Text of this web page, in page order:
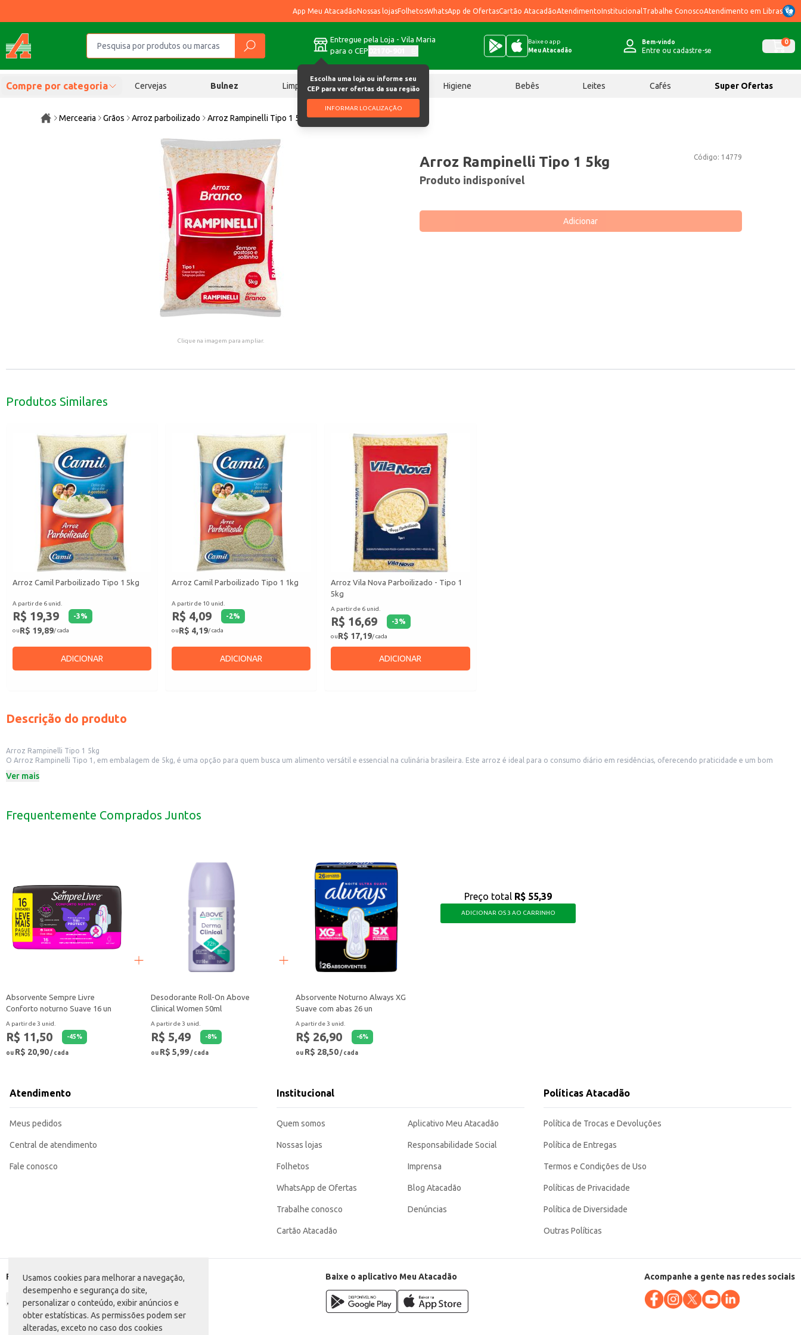
Usamos cookies para melhorar a navegação,
desempenho e segurança do site,
personalizar o conteúdo, exibir anúncios e
obter estatísticas. As permissões podem ser
alteradas, exceto no caso dos cookies
App Meu AtacadãoNossas lojasFolhetosWhatsApp de OfertasCartão AtacadãoAtendimentoInstitucional Trabalhe ConoscoAtendimento em Libras
Entregue pela Loja - Vila Maria
para o CEP
Escolha uma loja ou informe seu
CEP para ver ofertas da sua região
INFORMAR LOCALIZAÇÃO
Baixe o app
Meu Atacadão
Bem-vindo
Entre ou cadastre-se
0
Compre por categoria Cervejas Bulnez Limpeza Chocolates Higiene Bebês Leites Cafés Super Ofertas
Mercearia Grãos Arroz parboilizado Arroz Rampinelli Tipo 1 5kg
Clique na imagem para ampliar.
Código: 14779
Arroz Rampinelli Tipo 1 5kg
Produto indisponível
Adicionar
Produtos Similares
Arroz Camil Parboilizado Tipo 1 5kg
A partir de 6 unid.
R$ 19,39 -3%
ouR$ 19,89/ cada
ADICIONAR
Arroz Camil Parboilizado Tipo 1 1kg
A partir de 10 unid.
R$ 4,09 -2%
ouR$ 4,19/ cada
ADICIONAR
Arroz Vila Nova Parboilizado - Tipo 1
5kg
A partir de 6 unid.
R$ 16,69 -3%
ouR$ 17,19/ cada
ADICIONAR
Descrição do produto
Arroz Rampinelli Tipo 1 5kg
O Arroz Rampinelli Tipo 1, em embalagem de 5kg, é uma opção para quem busca um alimento versátil e essencial na culinária brasileira. Este arroz é ideal para o consumo diário em residências, oferecendo praticidade e um bom
Dicas de Uso:
O Arroz Rampinelli Tipo 1 5kg é uma escolha confiável para quem busca um produto de qualidade para o consumo e para o sucesso do seu negócio.
Ver mais
Frequentemente Comprados Juntos
Absorvente Sempre Livre
Conforto noturno Suave 16 un
A partir de 3 unid.
R$ 11,50 -45%
ou R$ 20,90/ cada
Desodorante Roll-On Above
Clinical Women 50ml
A partir de 3 unid.
R$ 5,49 -8%
ou R$ 5,99/ cada
Absorvente Noturno Always XG
Suave com abas 26 un
A partir de 3 unid.
R$ 26,90 -6%
ou R$ 28,50/ cada
Preço total R$ 55,39
ADICIONAR OS 3 AO CARRINHO
Atendimento
Meus pedidos
Central de atendimento
Fale conosco
Institucional
Quem somos
Nossas lojas
Folhetos
WhatsApp de Ofertas
Trabalhe conosco
Cartão Atacadão
Aplicativo Meu Atacadão
Responsabilidade Social
Imprensa
Blog Atacadão
Denúncias
Políticas Atacadão
Política de Trocas e Devoluções
Política de Entregas
Termos e Condições de Uso
Políticas de Privacidade
Política de Diversidade
Outras Políticas
Formas de pagamento Baixe o aplicativo Meu Atacadão Acompanhe a gente nas redes sociais